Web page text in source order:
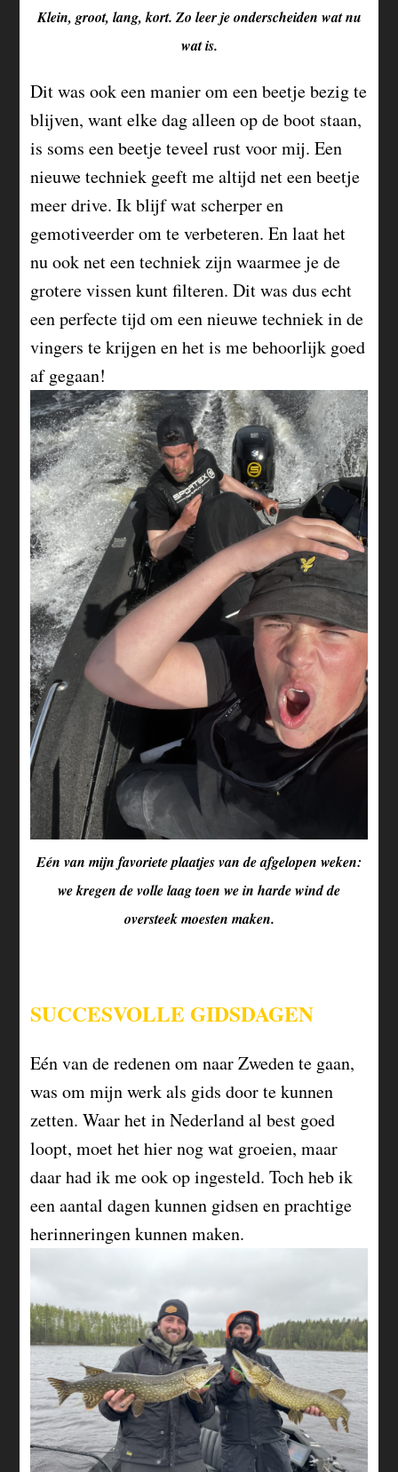
Klein, groot, lang, kort. Zo leer je onderscheiden wat nu
wat is.
Dit was ook een manier om een beetje bezig te
blijven, want elke dag alleen op de boot staan,
is soms een beetje teveel rust voor mij. Een
nieuwe techniek geeft me altijd net een beetje
meer drive. Ik blijf wat scherper en
gemotiveerder om te verbeteren. En laat het
nu ook net een techniek zijn waarmee je de
grotere vissen kunt filteren. Dit was dus echt
een perfecte tijd om een nieuwe techniek in de
vingers te krijgen en het is me behoorlijk goed
af gegaan!
Eén van mijn favoriete plaatjes van de afgelopen weken:
we kregen de volle laag toen we in harde wind de
oversteek moesten maken.
SUCCESVOLLE GIDSDAGEN
Eén van de redenen om naar Zweden te gaan,
was om mijn werk als gids door te kunnen
zetten. Waar het in Nederland al best goed
loopt, moet het hier nog wat groeien, maar
daar had ik me ook op ingesteld. Toch heb ik
een aantal dagen kunnen gidsen en prachtige
herinneringen kunnen maken.